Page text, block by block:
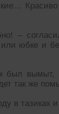
Красиво
–
юбке и
был
так же
в тазиках